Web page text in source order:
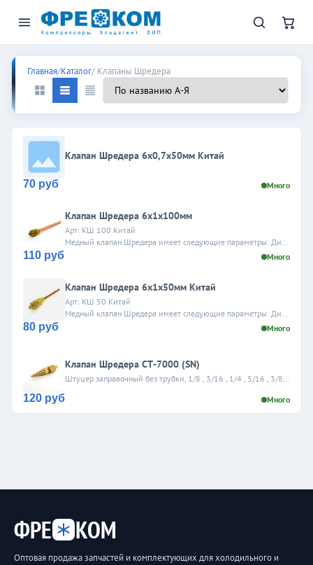
Клапаны Шредера
Главная/Каталог/ Клапаны Шредера
Клапан Шредера 6х0,7х50мм Китай
70 руб Много
Клапан Шредера 6х1х100мм
Арт: КШ 100 Китай
110 руб Много
Клапан Шредера 6х1х50мм Китай
Арт: КШ 50 Китай
80 руб Много
Клапан Шредера СТ-7000 (SN)
Штуцер заправочный без трубки, 1/8 , 3/16 , 1/4 , 5/16 , 3/8 , 1/2
120 руб Много
ФРЕ КОМ
Оптовая продажа запчастей и комплектующих для холодильного и